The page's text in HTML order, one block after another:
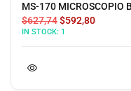
MS-170 MICROSCOPIO
$627,74$592,80
IN STOCK: 1